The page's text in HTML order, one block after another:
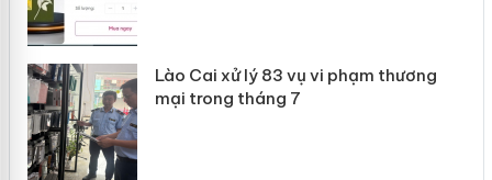
Lào Cai xử lý 83 vụ vi phạm thương
mại trong tháng 7